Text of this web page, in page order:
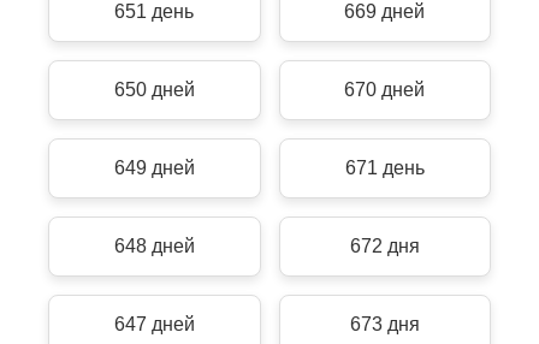
651 день 669 дней
650 дней 670 дней
649 дней 671 день
648 дней 672 дня
647 дней 673 дня